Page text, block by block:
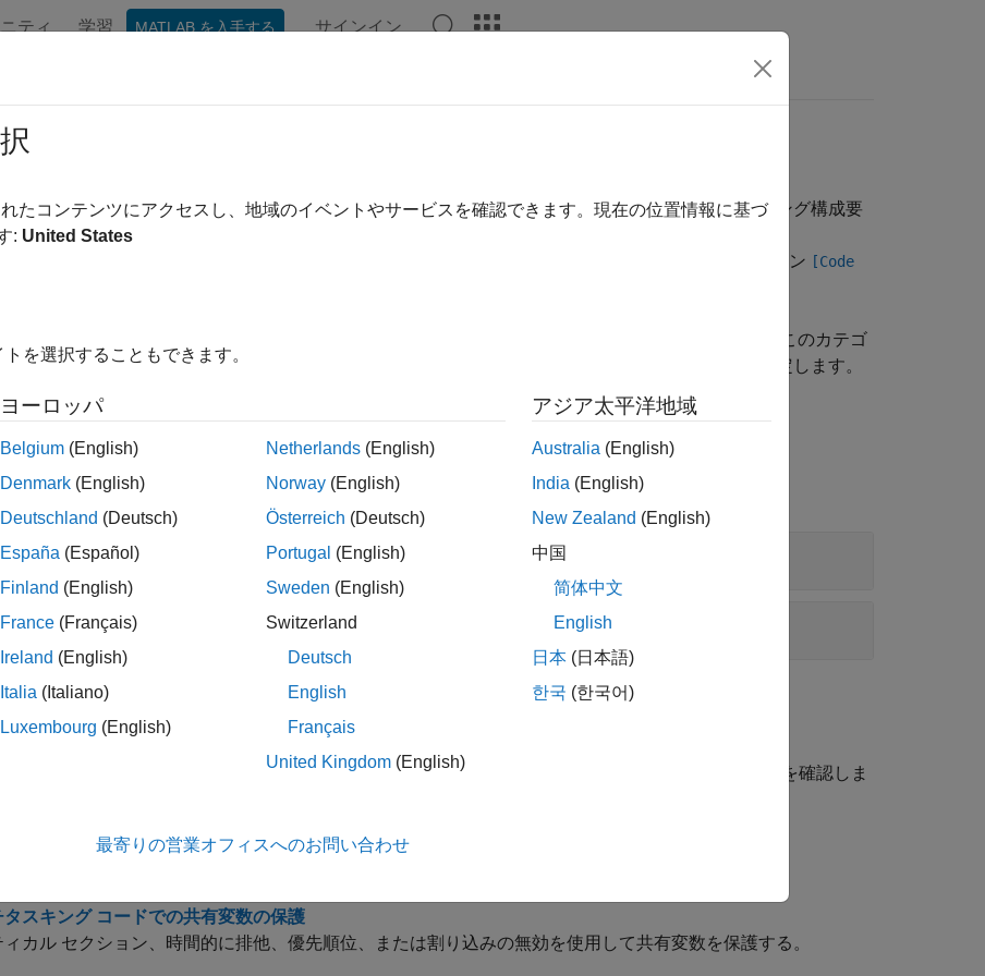
ティ 学習 MATLAB を入手する サインイン
MATLAB Answers
チタスキング チェックの構成
リ ポイント、割り込み、周期タスク、時間的に排他なタスクなど、コードで使用するマルチタスキング構成要
定する
行タスクまたはスレッドによるグローバル変数への共有アクセスの検証を有効にするには、オプション [Code
は特定のマルチタスキング関数のファミリを認識します。これらの関数を使用しない場合は、このカテゴ
ションを使用して、コード内でエントリ ポイント、周期タスク、または割り込みを示す関数を指定します。
オプション
展開する
マルチタスキング
コードの動作仕様
ック
でデータ レースやデッドロックを検出、または Code Prover で共有変数の使用の包括的な解析を確認しま
Polyspace でのスレッド作成とクリティカル セクションの自動検出
タスキング コードでの共有変数の保護
ィカル セクション、時間的に排他、優先順位、または割り込みの無効を使用して共有変数を保護する。
たコンテンツにアクセスし、地域のイベントやサービスを確認できます。現在の位置情報に基づ
: United States
を選択することもできます。
ヨーロッパ
Belgium (English)
Denmark (English)
Deutschland (Deutsch)
España (Español)
Finland (English)
France (Français)
Ireland (English)
Italia (Italiano)
Luxembourg (English)
Netherlands (English)
Norway (English)
Österreich (Deutsch)
Portugal (English)
Sweden (English)
Switzerland
Deutsch
English
Français
United Kingdom (English)
アジア太平洋地域
Australia (English)
India (English)
New Zealand (English)
中国
简体中文
English
日本 (日本語)
한국 (한국어)
最寄りの営業オフィスへのお問い合わせ